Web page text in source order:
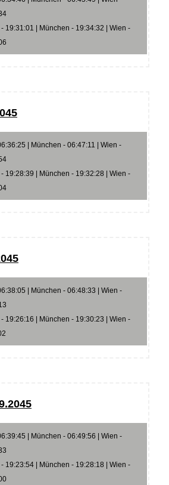
19:31:01 | München - 19:34:32 | Wien -
| München - 06:47:11 | Wien -
19:28:39 | München - 19:32:28 | Wien -
| München - 06:48:33 | Wien -
19:26:16 | München - 19:30:23 | Wien -
| München - 06:49:56 | Wien -
19:23:54 | München - 19:28:18 | Wien -